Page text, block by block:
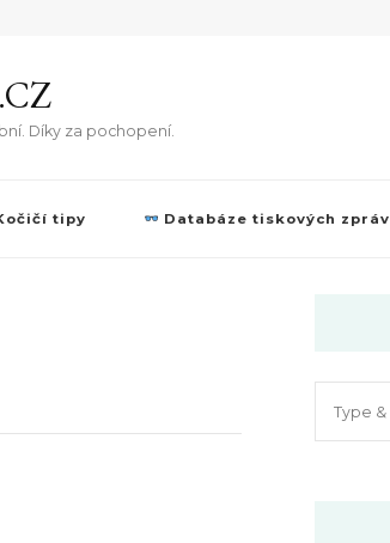
Díky za pochopení.
tipy Databáze tiskových zpráv